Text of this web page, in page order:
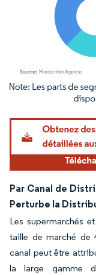
Image © Mordor
Par Canal de
Perturbe la
Les supermarchés
taille de marché de
canal peut être
la large gamme